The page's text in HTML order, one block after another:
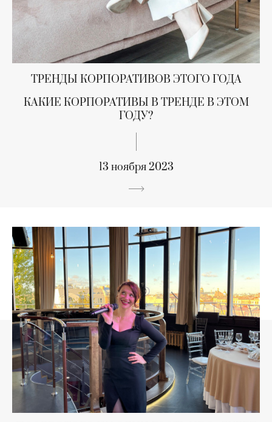
ТРЕНДЫ КОРПОРАТИВОВ ЭТОГО ГОДА
КАКИЕ КОРПОРАТИВЫ В ТРЕНДЕ В ЭТОМ
ГОДУ?
13 ноября 2023